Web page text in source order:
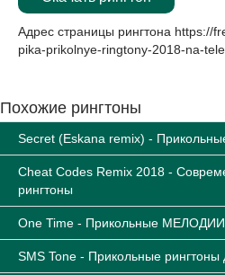
Адрес страницы рингтона https://
pika-prikolnye-ringtony-2018-na-
Похожие рингтоны
Secret (Eskana remix) -
Cheat Codes Remix 2018 -
рингтоны
One Time - Прикольные
SMS Tone - Прикольные